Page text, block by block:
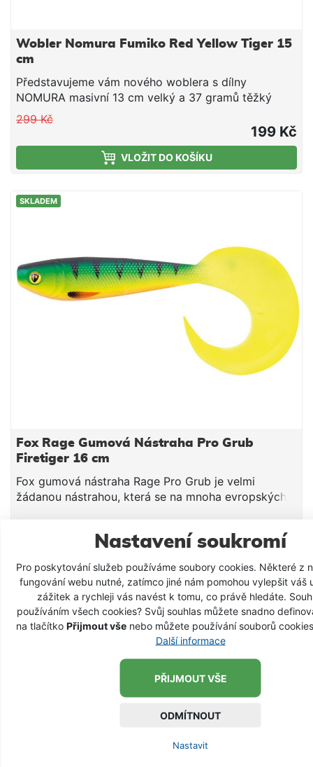
Nastavení soukromí
Pro poskytování služeb používáme soubory cookies. Některé z
fungování webu nutné, zatímco jiné nám pomohou vylepšit váš
zážitek a rychleji vás navést k tomu, co právě hledáte.
používáním všech cookies? Svůj souhlas můžete snadno
na tlačítko Přijmout všenebo můžete používání souborů
Další informace
PŘIJMOUT VŠE
ODMÍTNOUT
Nastavit
Wobler Nomura Fumiko Red Yellow Tiger 15
cm
Představujeme vám nového woblera s dílny
NOMURA masivní 13 cm velký a 37 gramů těžký
wobler je přímo stvořen k lovu velkých štik, candátů
a sumců. Je osazen masivními trojháčky WMC, oba
trojháčky jsou navlečeny na masivním kroužku na
opravdu velké ryby. Tento wobler je vhodný na
do 8-10 m Plovoucí wobler (FLOATING) Hmotnost:
299 Kč
199 Kč
VLOŽIT DO KOŠÍKU
SKLADEM
Fox Rage Gumová Nástraha Pro Grub
Firetiger 16 cm
Fox gumová nástraha Rage Pro Grub je velmi
žádanou nástrahou, která se na mnoha evropských
typu Shad 3D detaily
99 Kč
SKLADEM -20 %